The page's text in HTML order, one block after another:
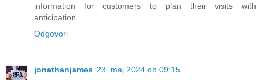
information for customers to plan their visits with
anticipation.
Odgovori
jonathanjames 23. maj 2024 ob 09:15